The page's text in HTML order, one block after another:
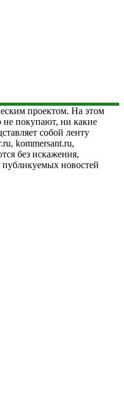
проектом. На этом
не покупают, ни какие
собой ленту
kommersant.ru,
без искажения,
публикуемых новостей